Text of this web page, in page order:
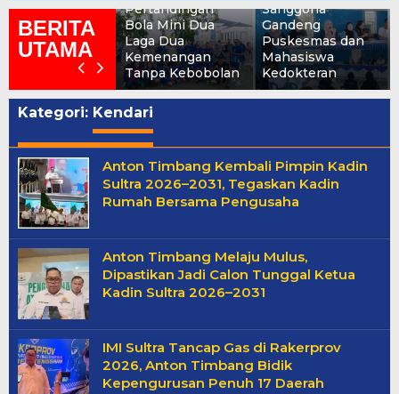
BERITA
UTAMA
Pertandingan
Bola Mini Dua
Laga Dua
Kemenangan
Tanpa Kebobolan
Sanggona
Gandeng
Puskesmas dan
Mahasiswa
Kedokteran
Kategori: Kendari
Anton Timbang Kembali Pimpin Kadin
Sultra 2026–2031, Tegaskan Kadin
Rumah Bersama Pengusaha
Anton Timbang Melaju Mulus,
Dipastikan Jadi Calon Tunggal Ketua
Kadin Sultra 2026–2031
IMI Sultra Tancap Gas di Rakerprov
2026, Anton Timbang Bidik
Kepengurusan Penuh 17 Daerah